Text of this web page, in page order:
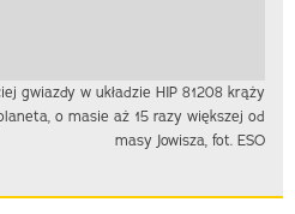
gwiazdy w układzie HIP 81208 krąży
o masie aż 15 razy większej od
masy Jowisza, fot. ESO